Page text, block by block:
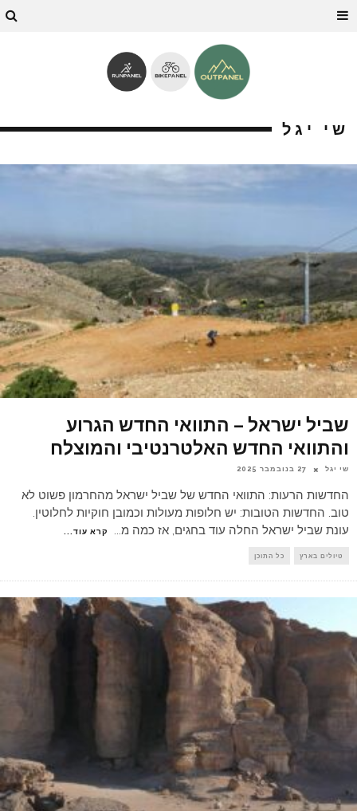
שי יגל
שביל ישראל – התוואי החדש הגרוע
והתוואי החדש האלטרנטיבי והמוצלח
שי יגל 27 בנובמבר 2025
החדשות הרעות: התוואי החדש של שביל ישראל מהחרמון פשוט לא
טוב. החדשות הטובות: יש חלופות מעולות וכמובן חוקיות לחלוטין.
עונת שביל ישראל החלה עוד בחגים, אז כמה מ... קרא עוד...
טיולים בארץ כל התוכן